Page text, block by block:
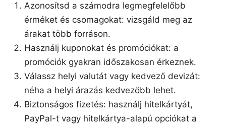
Azonosítsd a számodra legmegfelelőbb
érméket és csomagokat: vizsgáld meg az
árakat több forráson.
Használj kuponokat és promóciókat: a
promóciók gyakran időszakosan érkeznek.
Válassz helyi valutát vagy kedvező devizát:
néha a helyi árazás kedvezőbb lehet.
Biztonságos fizetés: használj hitelkártyát,
PayPal-t vagy hitelkártya-alapú opciókat a